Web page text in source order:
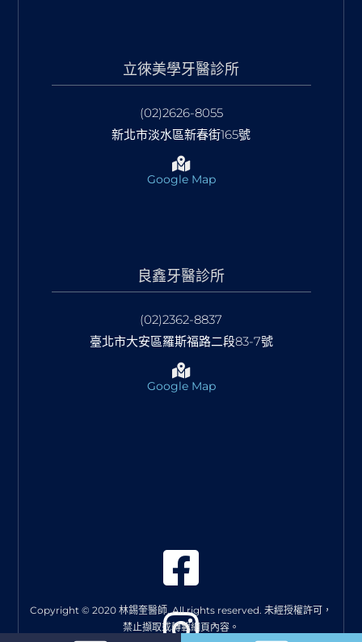
立徠美學牙醫診所
(02)2626-8055
新北市淡水區新春街165號
Google Map
良鑫牙醫診所
(02)2362-8837
臺北市大安區羅斯福路二段83-7號
Google Map
Copyright © 2020 林錫奎醫師. All rights reserved. 未經授權許可，
禁止擷取或轉載網頁內容。